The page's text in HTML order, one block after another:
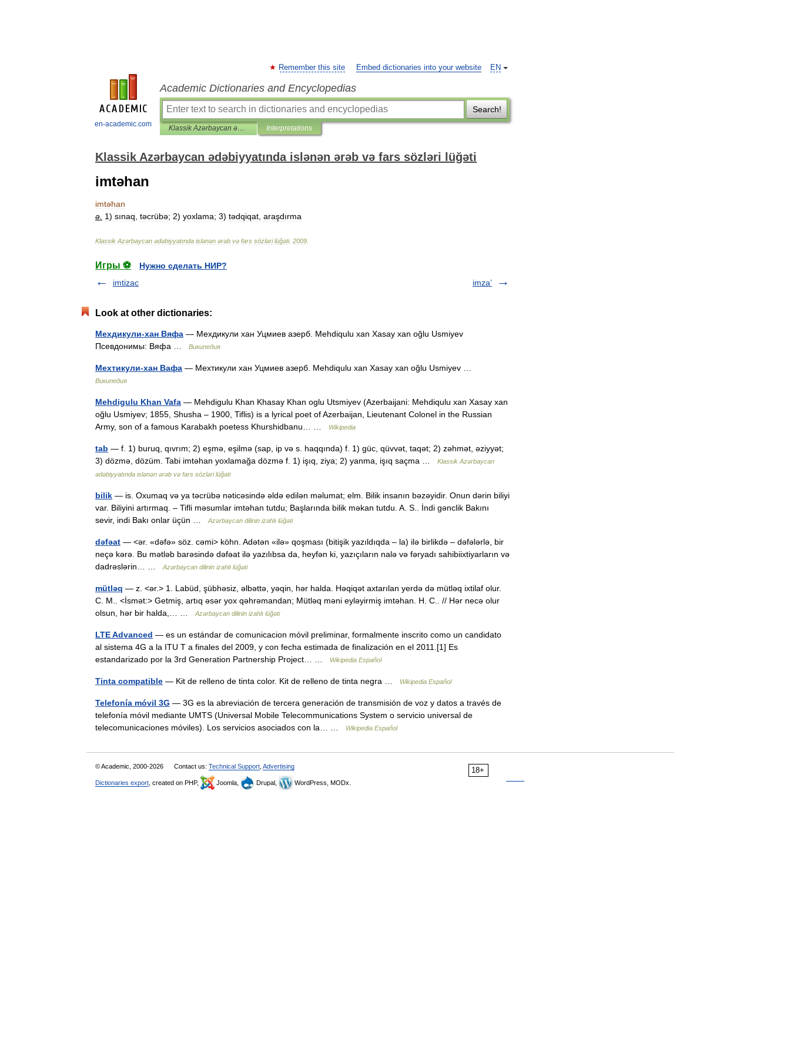
en-academic.com
EN
Remember this site Embed dictionaries into your website
Academic Dictionaries and Encyclopedias
Search!
Klassik Azərbaycan ədəbiyyatında islənən ərəb və fars sözləri lüğəti Interpretations
Klassik Azərbaycan ədəbiyyatında islənən ərəb və fars sözləri lüğəti
imtəhan
imtəhan
ə 1) sınaq təcrübə; 2) yoxlama; 3) tədqiqat araşdırma
Klassik Azərbaycan ədəbiyyatında islənən ərəb və fars sözləri lüğəti. 2009
Игры ⚽
Нужно сделать НИР?
imtizac
imza’
Look at other dictionaries:
Мехдикули-хан Вяфа — Мехдикули хан Уцмиев азерб. Mehdiqulu xan Xasay xan oğlu Usmiyev
Псевдонимы: Вяфа …
Википедия
Мехтикули-хан Вафа — Мехтикули хан Уцмиев азерб. Mehdiqulu xan Xasay xan oğlu Usmiyev …
Википедия
Mehdigulu Khan Vafa — Mehdigulu Khan Khasay Khan oglu Utsmiyev (Azerbaijani: Mehdiqulu xan Xasay xan
oğlu Usmiyev; 1855, Shusha – 1900, Tiflis) is a lyrical poet of Azerbaijan, Lieutenant Colonel in the Russian
Army, son of a famous Karabakh poetess Khurshidbanu… …
Wikipedia
tab — f. 1) buruq, qıvrım; 2) eşmə, eşilmə (sap, ip və s. haqqında) f. 1) güc, qüvvət, taqət; 2) zəhmət, əziyyət;
3) dözmə, dözüm. Tabi imtəhan yoxlamağa dözmə f. 1) işıq, ziya; 2) yanma, işıq saçma …
Klassik Azərbaycan
ədəbiyyatında islənən ərəb və fars sözləri lüğəti
bilik — is. Oxumaq və ya təcrübə nəticəsində əldə edilən məlumat; elm. Bilik insanın bəzəyidir. Onun dərin biliyi
var. Biliyini artırmaq. – Tifli məsumlar imtəhan tutdu; Başlarında bilik məkan tutdu. A. S.. İndi gənclik Bakını
sevir, indi Bakı onlar üçün …
Azərbaycan dilinin izahlı lüğəti
dəfəat — <ər. «dəfə» söz. cəmi> köhn. Adətən «ilə» qoşması (bitişik yazıldıqda – la) ilə birlikdə – dəfələrlə, bir
neçə kərə. Bu mətləb barəsində dəfəat ilə yazılıbsa da, heyfən ki, yazıçıların nalə və fəryadı sahibiixtiyarların və
dadrəslərin… …
Azərbaycan dilinin izahlı lüğəti
mütləq — z. <ər.> 1. Labüd, şübhəsiz, əlbəttə, yəqin, hər halda. Həqiqət axtarılan yerdə də mütləq ixtilaf olur.
C. M.. <İsmət:> Getmiş, artıq əsər yox qəhrəmandan; Mütləq məni eyləyirmiş imtəhan. H. C.. // Hər necə olur
olsun, hər bir halda,… …
Azərbaycan dilinin izahlı lüğəti
LTE Advanced — es un estándar de comunicacion móvil preliminar, formalmente inscrito como un candidato
al sistema 4G a la ITU T a finales del 2009, y con fecha estimada de finalización en el 2011.[1] Es
estandarizado por la 3rd Generation Partnership Project… …
Wikipedia Español
Tinta compatible — Kit de relleno de tinta color. Kit de relleno de tinta negra … Wikipedia Español
Telefonía móvil 3G — 3G es la abreviación de tercera generación de transmisión de voz y datos a través de
telefonía móvil mediante UMTS (Universal Mobile Telecommunications System o servicio universal de
telecomunicaciones móviles). Los servicios asociados con la… …
Wikipedia Español
18+
© Academic, 2000-2026 Contact us: Technical Support Advertising
Dictionaries export , created on PHP, Joomla, Drupal, WordPress, MODx.